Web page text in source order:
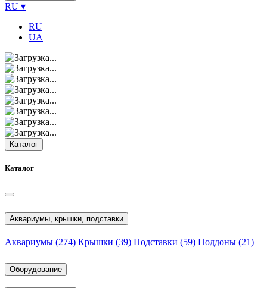
RU ▾
RU
UA
Каталог
Каталог
Аквариумы, крышки, подставки
Аквариумы (274) Крышки (39) Подставки (59) Поддоны (21)
Оборудование